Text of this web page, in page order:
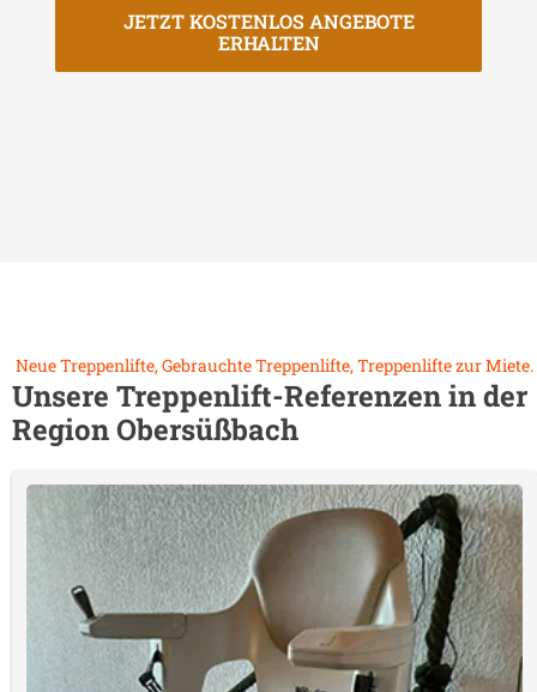
JETZT KOSTENLOS ANGEBOTE
ERHALTEN
Neue Treppenlifte, Gebrauchte Treppenlifte, Treppenlifte zur Miete.
Unsere Treppenlift-Referenzen in der
RegionObersüßbach